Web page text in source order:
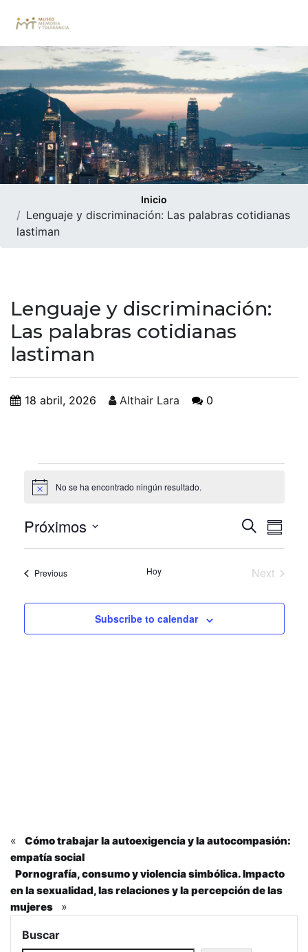
Inicio
Lenguaje y discriminación: Las palabras cotidianas
lastiman
Lenguaje y discriminación:
Las palabras cotidianas
lastiman
18 abril, 2026 Althair Lara 0
Notice No se ha encontrado ningún resultado.
y
de
vistas
Buscar
de
Próximos
Select
PreviousEventos Hoy
Next
Subscribe to calendar
«
Cómo trabajar la autoexigencia y la autocompasión:
empatía social
Pornografía, consumo y violencia simbólica. Impacto
en la sexualidad, las relaciones y la percepción de las
mujeres
»
Buscar